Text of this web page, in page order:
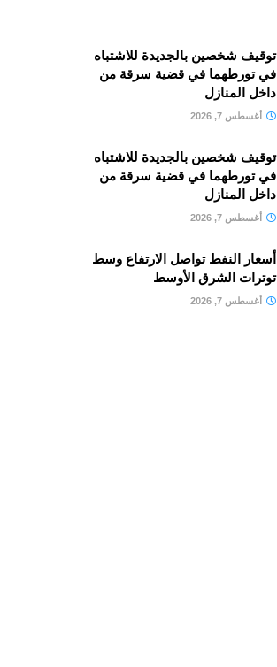
توقيف شخصين بالجديدة للاشتباه
في تورطهما في قضية سرقة من
داخل المنازل
أغسطس 7, 2026
توقيف شخصين بالجديدة للاشتباه
في تورطهما في قضية سرقة من
داخل المنازل
أغسطس 7, 2026
أسعار النفط تواصل الارتفاع وسط
توترات الشرق الأوسط
أغسطس 7, 2026